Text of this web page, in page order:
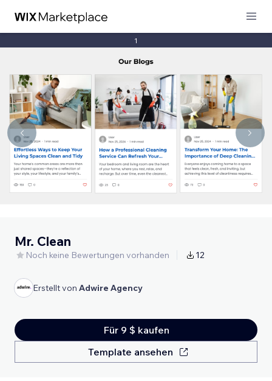
1
Mr. Clean
Noch keine Bewertungen vorhanden 12
Erstellt von Adwire Agency
Für 9 $ kaufen
Template ansehen